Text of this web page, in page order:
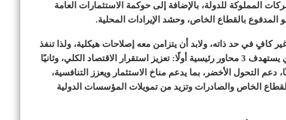
المملوكة للدولة، بالإضافة إلى حوكمة الاستثمارات العامة
المدفوع بالقطاع الخاص، وحشد الإيرادات المحلية.
كافٍ في حد ذاته، ولابد أن يتزامن معه إصلاحات هيكلية، ولذا تنفذ
الحكومة البرنامج الوطني للإصلاحات الهيكلية الذي يستهدف 3 محاور رئيسية أولًا: تعزيز استقرار الاقتصاد الكلي، وثانيًا
دعم التحول الأخضر، بما يدعم مناخ الاستثمار ويعزز التنافسية،
الخاص والصادرات وتزيد من تمويلات المؤسسات الدولية